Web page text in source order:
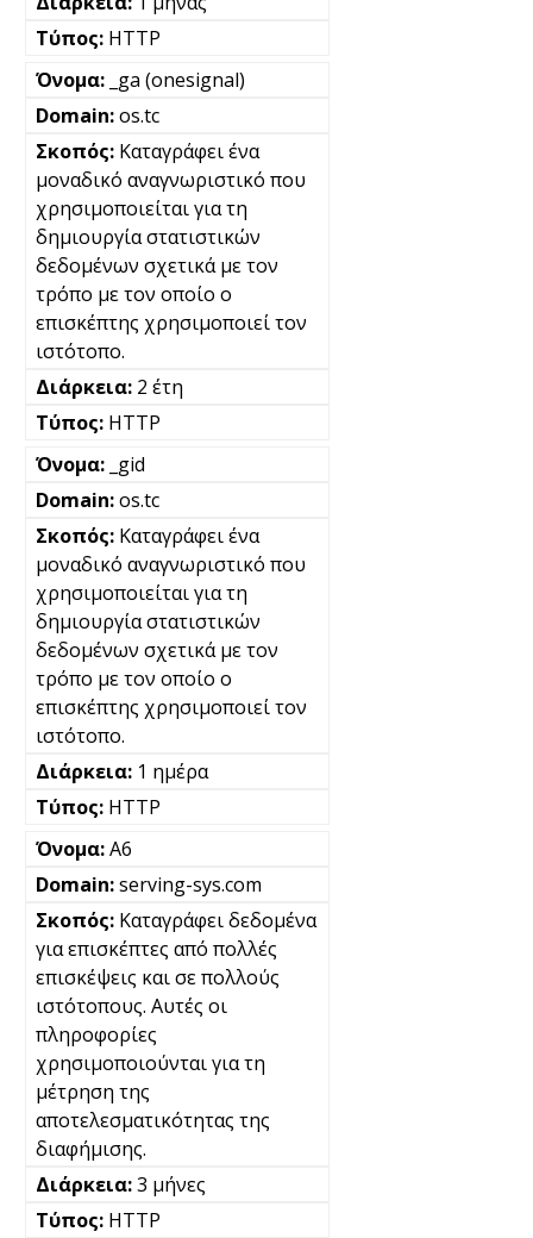
HTTP
_ga (onesignal)
os.tc
Καταγράφει ένα
μοναδικό αναγνωριστικό που
χρησιμοποιείται για τη
δημιουργία στατιστικών
δεδομένων σχετικά με τον
τρόπο με τον οποίο ο
επισκέπτης χρησιμοποιεί τον
ιστότοπο.
2 έτη
HTTP
_gid
os.tc
Καταγράφει ένα
μοναδικό αναγνωριστικό που
χρησιμοποιείται για τη
δημιουργία στατιστικών
δεδομένων σχετικά με τον
τρόπο με τον οποίο ο
επισκέπτης χρησιμοποιεί τον
ιστότοπο.
1 ημέρα
HTTP
A6
serving-sys.com
Καταγράφει δεδομένα
για επισκέπτες από πολλές
επισκέψεις και σε πολλούς
ιστότοπους. Αυτές οι
πληροφορίες
χρησιμοποιούνται για τη
μέτρηση της
αποτελεσματικότητας της
διαφήμισης.
3 μήνες
HTTP